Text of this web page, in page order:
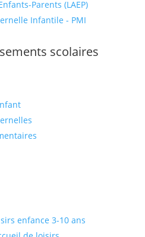
Parents (LAEP)
Infantile - PMI
scolaires
enfance 3-10 ans